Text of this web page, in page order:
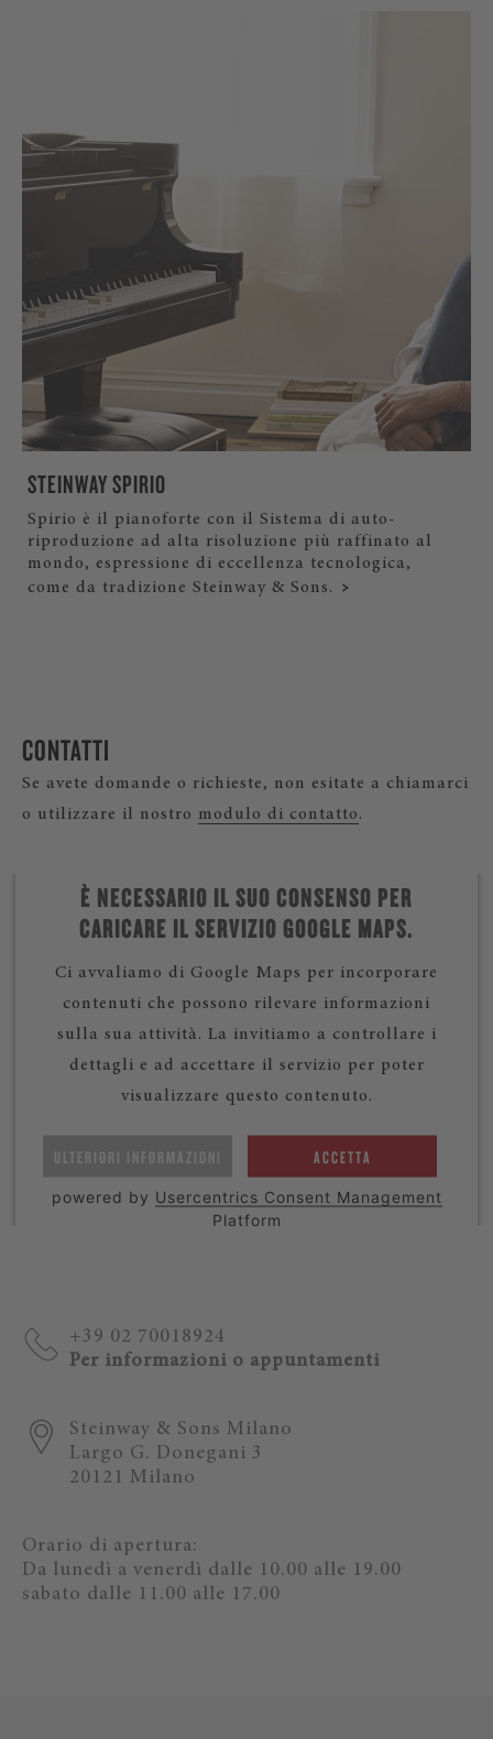
STEINWAY SPIRIO
Spirio è il pianoforte con il Sistema di auto-
riproduzione ad alta risoluzione più raffinato al
mondo, espressione di eccellenza tecnologica,
come da tradizione Steinway & Sons.
CONTATTI
Se avete domande o richieste, non esitate a chiamarci
o utilizzare il nostro modulo di contatto.
È NECESSARIO IL SUO CONSENSO PER
CARICARE IL SERVIZIO GOOGLE MAPS.
Ci avvaliamo di Google Maps per incorporare
contenuti che possono rilevare informazioni
sulla sua attività. La invitiamo a controllare i
dettagli e ad accettare il servizio per poter
visualizzare questo contenuto.
ULTERIORI INFORMAZIONI ACCETTA
powered by Usercentrics Consent Management
Platform
+39 02 70018924
Per informazioni o appuntamenti
Steinway & Sons Milano
Largo G. Donegani 3
20121 Milano
Orario di apertura:
Da lunedì a venerdì dalle 10.00 alle 19.00
sabato dalle 11.00 alle 17.00